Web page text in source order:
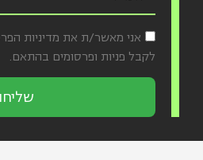
אני מאשר/ת את מדיניות
לקבל פניות ופרסומים בהתאם.